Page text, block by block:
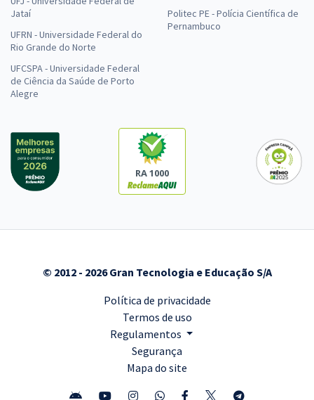
Jataí
UFRN - Universidade Federal do
Rio Grande do Norte
UFCSPA - Universidade Federal
de Ciência da Saúde de Porto
Alegre
Politec PE - Polícia Científica de
Pernambuco
RA 1000
© 2012 - 2026 Gran Tecnologia e Educação S/A
Política de privacidade
Termos de uso
Regulamentos
Segurança
Mapa do site